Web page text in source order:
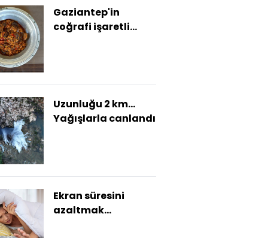
Gaziantep'in
coğrafi işaretli
Uzunluğu 2 km...
Yağışlarla canlandı
Ekran süresini
azaltmak